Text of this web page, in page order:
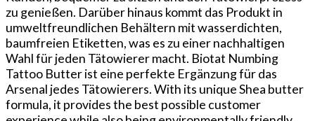
zu genießen. Darüber hinaus kommt das Produkt in
umweltfreundlichen Behältern mit wasserdichten,
baumfreien Etiketten, was es zu einer nachhaltigen
Wahl für jeden Tätowierer macht. Biotat Numbing
Tattoo Butter ist eine perfekte Ergänzung für das
Arsenal jedes Tätowierers. With its unique ⁢Shea butter
formula, it provides the best possible customer